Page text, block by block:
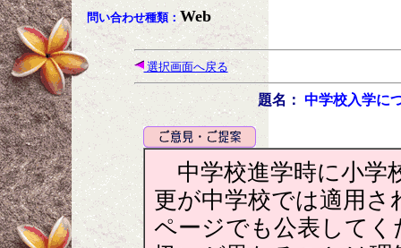
問い合わせ種類：Web
選択画面へ戻る
題名： 中学校入学に
中学校進学時に小学
更が中学校では適用
ページでも公表して